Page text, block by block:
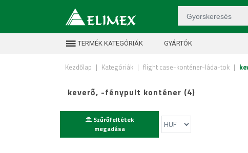
TERMÉK KATEGÓRIÁK GYÁRTÓK
Kezdőlap | Kategóriák | flight case-konténer-láda-tok |
keverő, -fénypult konténer (4)
Szűrőfeltétek
megadása